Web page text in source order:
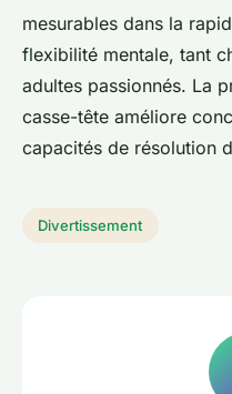
mesurables dans la
flexibilité mentale, tant
adultes passionnés. La
casse-tête améliore
capacités de résolution
Divertissement